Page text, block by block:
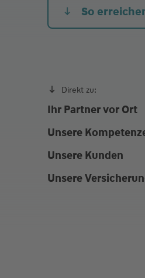
Termine am
So
Direkt zu:
Ihr Partner vor Ort
Unsere
Unsere Kunden
Unsere